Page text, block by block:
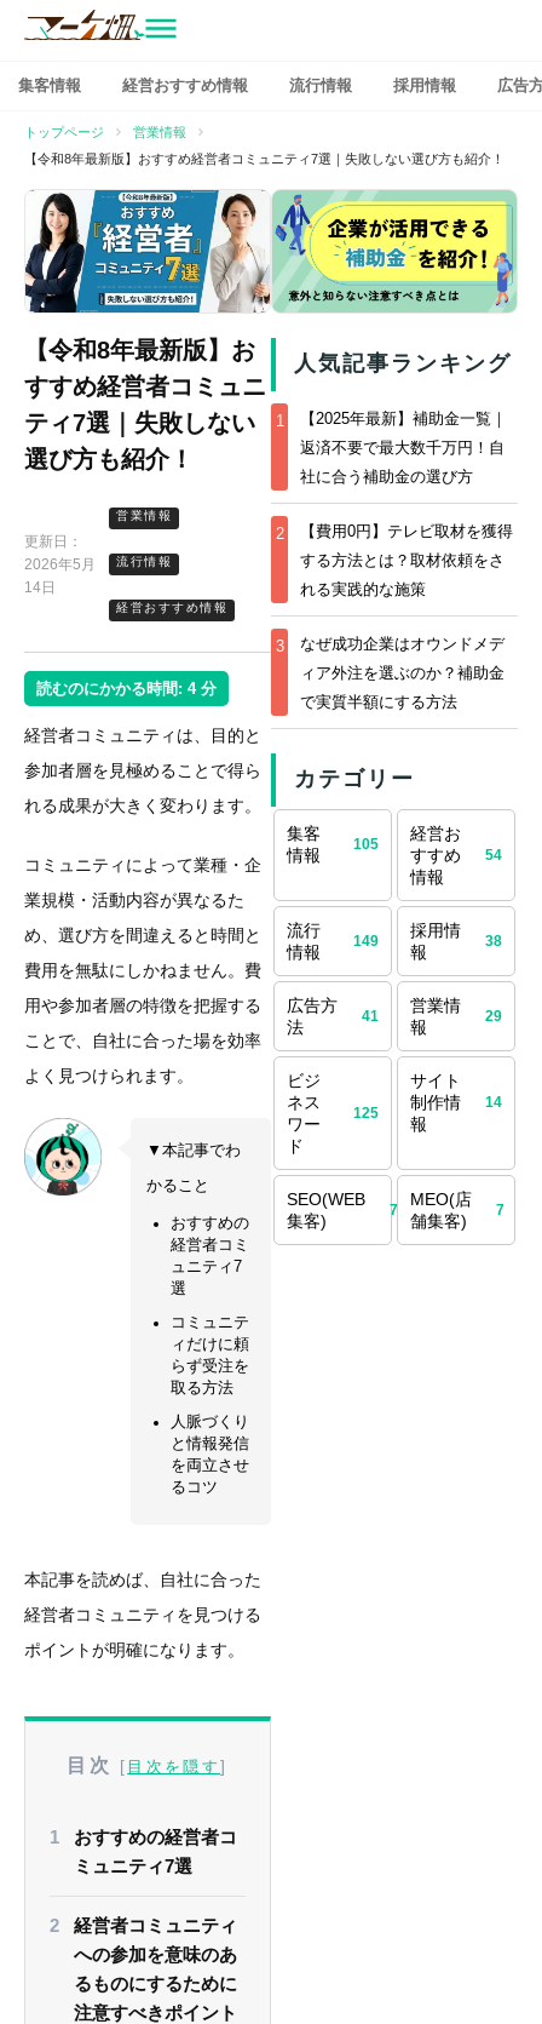
ン
テ
ン
キ
ッ
マーケ畑
集客情報 経営おすすめ情報 流行情報 採用情報 広告
トップページ
営業情報
【令和8年最新版】おすすめ経営者コミュニティ7選｜失敗しない選び方も紹介！
【令和8年最新版】お
すすめ経営者コミュニ
ティ7選｜失敗しない
選び方も紹介！
更新日：
2026年5月
14日
営業情報
流行情報
経営おすすめ情報
読むのにかかる時間: 4 分
経営者コミュニティは、目的と
参加者層を見極めることで得ら
れる成果が大きく変わります。
コミュニティによって業種・企
業規模・活動内容が異なるた
め、選び方を間違えると時間と
費用を無駄にしかねません。費
用や参加者層の特徴を把握する
ことで、自社に合った場を効率
よく見つけられます。
▼本記事でわ
かること
おすすめの
経営者コミ
ュニティ7
選
コミュニテ
ィだけに頼
らず受注を
取る方法
人脈づくり
と情報発信
を両立させ
るコツ
本記事を読めば、自社に合った
経営者コミュニティを見つける
ポイントが明確になります。
目次 [ 目次を隠す]
おすすめの経営者コ
ミュニティ7選
経営者コミュニティ
への参加を意味のあ
るものにするために
注意すべきポイント
人気記事ランキング
1
【2025年最新】補助金一覧｜
返済不要で最大数千万円！自
社に合う補助金の選び方
2
【費用0円】テレビ取材を獲得
する方法とは？取材依頼をさ
れる実践的な施策
3
なぜ成功企業はオウンドメデ
ィア外注を選ぶのか？補助金
で実質半額にする方法
カテゴリー
集客
情報
105
経営お
すすめ
情報
54
流行
情報
149
採用情
報
38
広告方
法
41
営業情
報
29
ビジ
ネス
ワー
ド
125
サイト
制作情
報
14
SEO(WEB
集客)
70
MEO(店
舗集客)
7